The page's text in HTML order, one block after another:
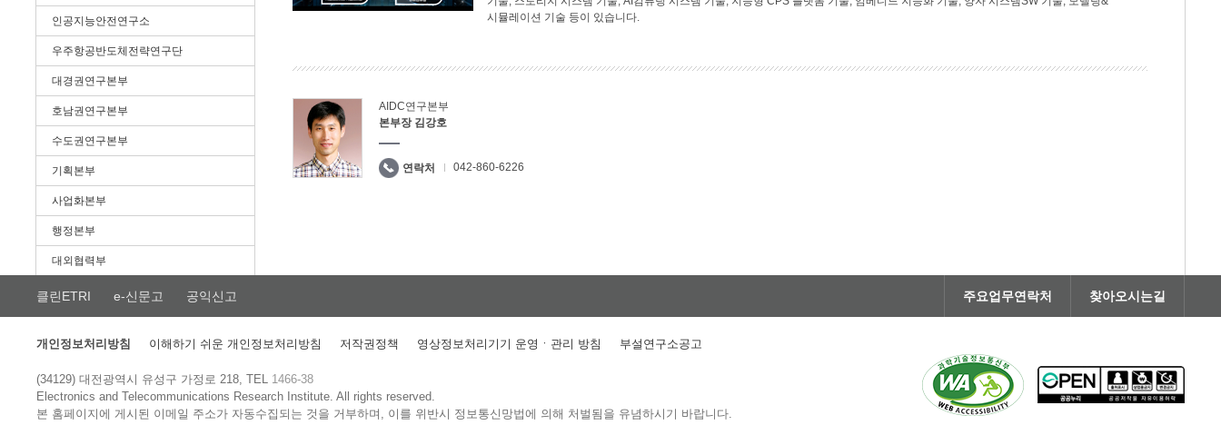
인공지능안전연구소
우주항공반도체전략연구단
대경권연구본부
호남권연구본부
수도권연구본부
기획본부
사업화본부
행정본부
대외협력부
시뮬레이션 기술 등이 있습니다.
AIDC연구본부
본부장 김강호
연락처 042-860-6226
클린ETRI e-신문고 공익신고 주요업무연락처 찾아오시는길
개인정보처리방침 이해하기 쉬운 개인정보처리방침 저작권정책 영상정보처리기기 운영ㆍ관리 방침 부설연구소공고
(34129) 대전광역시 유성구 가정로 218, TEL 1466-38
Electronics and Telecommunications Research Institute.All rights reserved.
본 홈페이지에 게시된 이메일 주소가 자동수집되는 것을 거부하며, 이를 위반시 정보통신망법에 의해 처벌됨을 유념하시기 바랍니다.